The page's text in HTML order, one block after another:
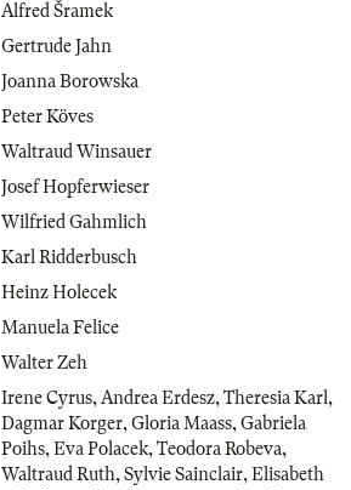
Alfred Šramek
Gertrude Jahn
Joanna Borowska
Peter Köves
Waltraud Winsauer
Josef Hopferwieser
Wilfried Gahmlich
Karl Ridderbusch
Heinz Holecek
Manuela Felice
Walter Zeh
Irene Cyrus,Andrea Erdesz,Theresia Karl,
Dagmar Korger,Gloria Maass,Gabriela
Poihs,Eva Polacek,Teodora Robeva,
Waltraud Ruth,Sylvie Sainclair,Elisabeth